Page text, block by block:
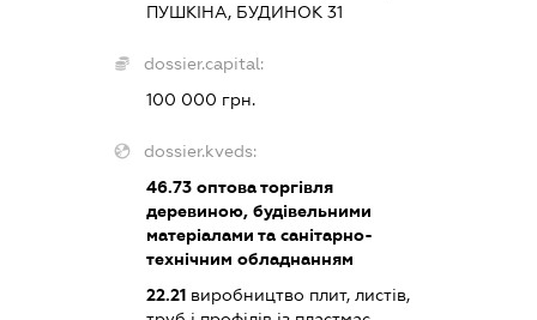
ПУШКІНА, БУДИНОК 31
dossier.capital:
100 000 грн.
dossier.kveds:
46.73оптова торгівля
деревиною, будівельними
матеріалами та санітарно-
технічним обладнанням
22.21виробництво плит, листів,